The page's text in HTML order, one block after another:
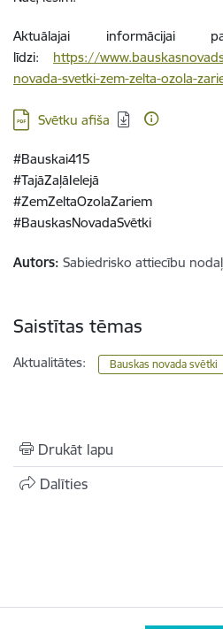
Aktuālajai informācijai
līdzi: https://
novada-svetki-zem-zelta-ozola-
Lejupielādēt:
Svētku afiša
#Bauskai415
#TajāZaļāIelejā
#ZemZeltaOzolaZariem
#BauskasNovadaSvētki
Autors: Sabiedrisko attiecību
Saistītas tēmas
Aktualitātes: Bauskas novada svētki
Drukāt lapu
Dalīties